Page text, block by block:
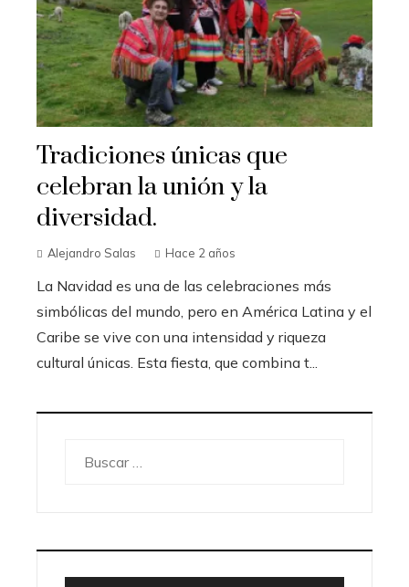
Tradiciones únicas que
celebran la unión y la
diversidad.
Alejandro Salas Hace 2 años
La Navidad es una de las celebraciones más
simbólicas del mundo, pero en América Latina y el
Caribe se vive con una intensidad y riqueza
cultural únicas. Esta fiesta, que combina t...